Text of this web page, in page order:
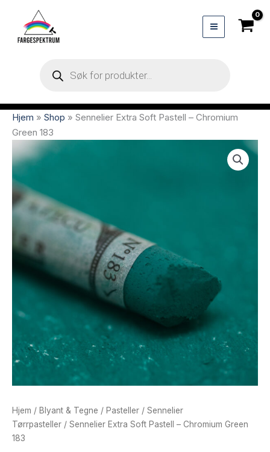
search
Hjem » Shop » Sennelier Extra Soft Pastell – Chromium
Green 183
Hjem / Blyant & Tegne / Pasteller / Sennelier
Tørrpasteller / Sennelier Extra Soft Pastell – Chromium Green
183